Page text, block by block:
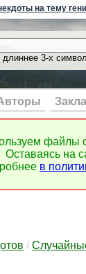
на тему
3-х
файлы
Оставаясь на
в
/